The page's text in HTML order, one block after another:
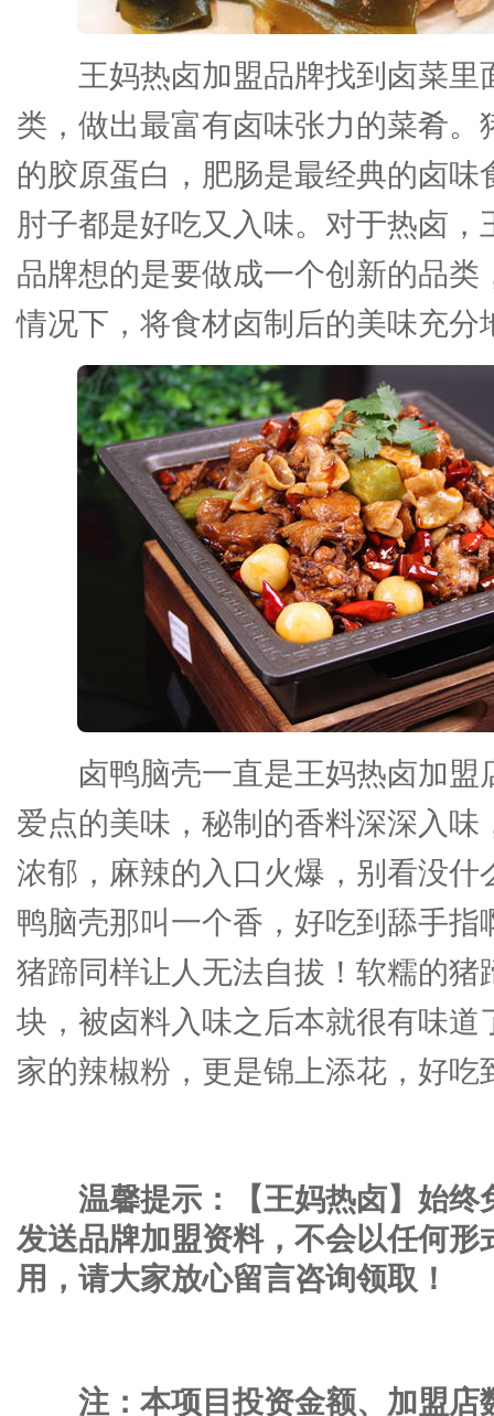
王妈热卤加盟品牌找到卤菜里
类，做出最富有卤味张力的菜肴。
的胶原蛋白，肥肠是最经典的卤味
肘子都是好吃又入味。对于热卤，
品牌想的是要做成一个创新的品类
情况下，将食材卤制后的美味充分
卤鸭脑壳一直是王妈热卤加盟
爱点的美味，秘制的香料深深入味
浓郁，麻辣的入口火爆，别看没什
鸭脑壳那叫一个香，好吃到舔手指
猪蹄同样让人无法自拔！软糯的猪
块，被卤料入味之后本就很有味道
家的辣椒粉，更是锦上添花，好吃
温馨提示：【王妈热卤】始终
发送品牌加盟资料，不会以任何形
用，请大家放心留言咨询领取！
注：本项目投资金额、加盟店